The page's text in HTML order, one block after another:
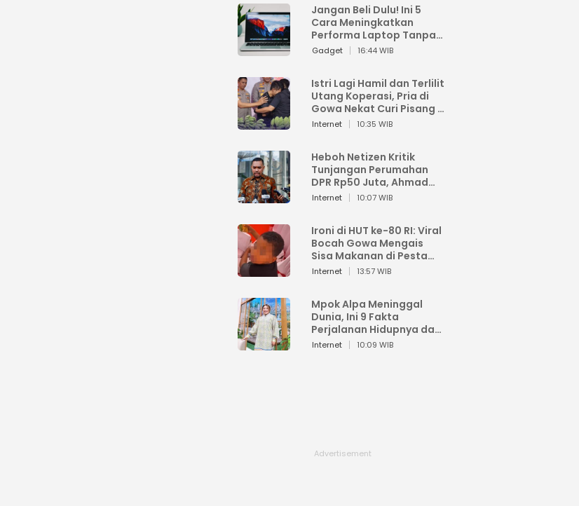
Jangan Beli Dulu! Ini 5
Cara Meningkatkan
Performa Laptop Tanpa
Harus Beli Baru
Gadget 16:44 WIB
Istri Lagi Hamil dan Terlilit
Utang Koperasi, Pria di
Gowa Nekat Curi Pisang 4
Tandan Milik Tetangga,
Internet 10:35 WIB
Heboh Netizen Kritik
Tunjangan Perumahan
DPR Rp50 Juta, Ahmad
Sahroni: Enggak Senang
Internet 10:07 WIB
Ironi di HUT ke-80 RI: Viral
Bocah Gowa Mengais
Sisa Makanan di Pesta
Kemerdekaan
Internet 13:57 WIB
Mpok Alpa Meninggal
Dunia, Ini 9 Fakta
Perjalanan Hidupnya dari
Viral hingga Puncak
Internet 10:09 WIB